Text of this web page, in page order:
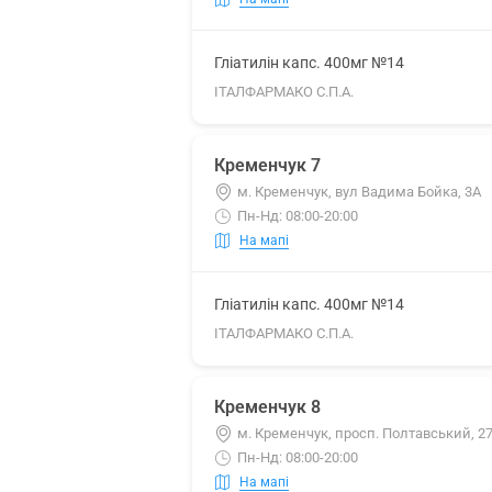
Гліатилін капс. 400мг №14
ІТАЛФАРМАКО С.П.А.
Кременчук 7
м. Кременчук, вул Вадима Бойка, 3А
Пн-Нд: 08:00-20:00
На мапі
Гліатилін капс. 400мг №14
ІТАЛФАРМАКО С.П.А.
Кременчук 8
м. Кременчук, просп. Полтавський, 27
Пн-Нд: 08:00-20:00
На мапі